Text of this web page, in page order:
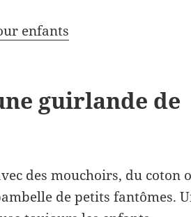
enfants
guirlande de
des mouchoirs, du coton
de petits fantômes.